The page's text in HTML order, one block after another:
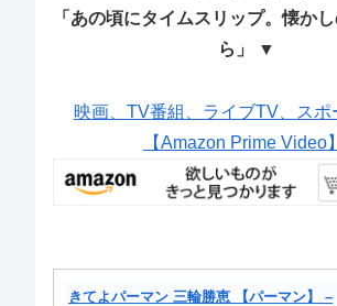
「あの頃にタイムスリップ。懐か
ら」 ▼
映画、TV番組、ライブTV、スポ
【Amazon Prime Video】
きてよパーマン 三輪勝恵 【パーマン】 –